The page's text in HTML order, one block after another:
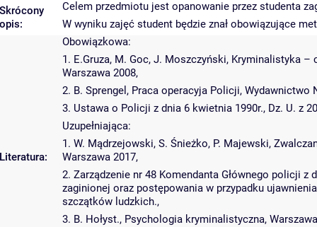
Skrócony
opis:
Celem przedmiotu jest opanowanie przez studenta
W wyniku zajęć student będzie znał obowiązujące
Literatura:
Obowiązkowa:
1. E.Gruza, M. Goc, J. Moszczyński, Kryminalistyka
Warszawa 2008,
2. B. Sprengel, Praca operacyja Policji,
3. Ustawa o Policji z dnia 6 kwietnia 1990r., Dz. U. z
Uzupełniająca:
1. W. Mądrzejowski, S. Śnieżko, P. Majewski,
Warszawa 2017,
2. Zarządzenie nr 48 Komendanta Głównego policji
zaginionej oraz postępowania w przypadku
szczątków ludzkich.,
3. B. Hołyst., Psychologia kryminalistyczna,